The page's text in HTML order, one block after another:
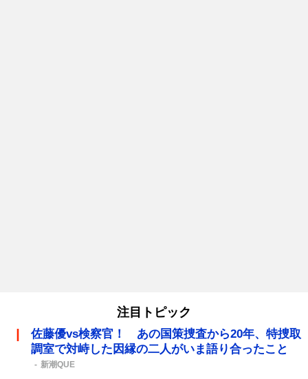
注目トピック
佐藤優vs検察官！ あの国策捜査から20年、特捜取
調室で対峙した因縁の二人がいま語り合ったこと
新潮QUE